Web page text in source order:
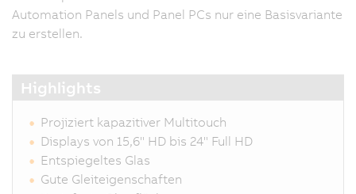
Automation Panels und Panel PCs nur eine Basisvariante
zu erstellen.
Highlights
Projiziert kapazitiver Multitouch
Displays von 15,6" HD bis 24" Full HD
Entspiegeltes Glas
Gute Gleiteigenschaften